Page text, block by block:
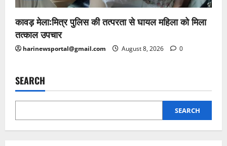
कावड़ मेला:मित्र पुलिस की तत्परता से घायल महिला को मिला
तत्काल उपचार
harinewsportal@gmail.com August 8, 2026 0
SEARCH
SEARCH